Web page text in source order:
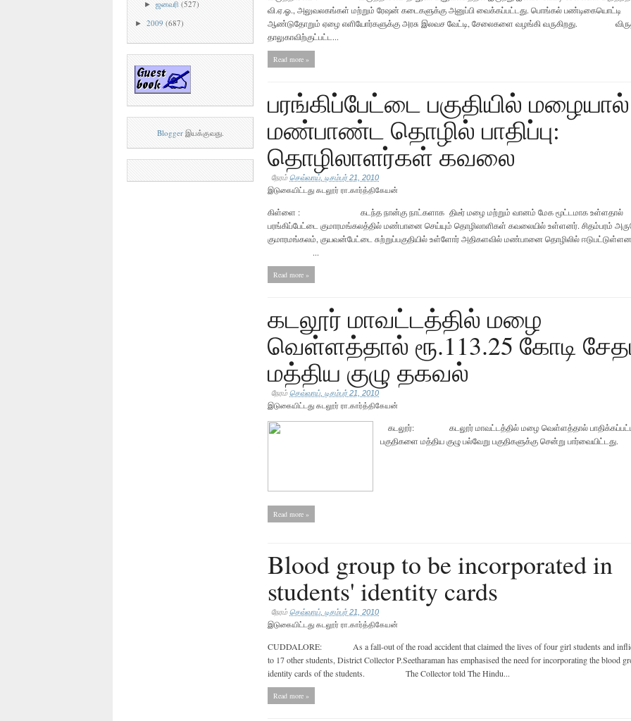
►ஜனவரி (527)
► 2009 (687)
Bloggerஇயக்குவது.
வி.ஏ.ஓ., அலுவலகங்கள் மற்றும் ரேஷன் கடைகளுக்கு அனுப்பி வைக்கப்பட்டது. பொங்கல் பண்டிகையொட்டி
ஆண்டுதோறும் ஏழை எளியோர்களுக்கு அரசு இலவச வேட்டி, சேலைகளை வழங்கி வருகிறது.
தாலுகாவிற்குட்பட்ட...
Read more »
பரங்கிப்பேட்டை பகுதியில் மழையால்
மண்பாண்ட தொழில் பாதிப்பு:
தொழிலாளர்கள் கவலை
நேரம்செவ்வாய், டிசம்பர் 21, 2010
இடுகையிட்டது கடலூர் ரா.கார்த்திகேயன்
கிள்ளை : கடந்த நான்கு நாட்களாக திடீர் மழை மற்றும் வானம் மேக மூட்டமாக உள்ளதால்
பரங்கிப்பேட்டை குமாரமங்கலத்தில் மண்பானை செய்யும் தொழிலாளிகள் கவலையில் உள்ளனர். சிதம்பரம்
குமாரமங்கலம், குயவன்பேட்டை சுற்றுப்பகுதியில் உள்ளோர் அதிகளவில் மண்பானை தொழிலில்
...
Read more »
கடலூர் மாவட்டத்தில் மழை
வெள்ளத்தால் ரூ.113.25 கோடி
மத்திய குழு தகவல்
நேரம்செவ்வாய், டிசம்பர் 21, 2010
இடுகையிட்டது கடலூர் ரா.கார்த்திகேயன்
கடலூர்: கடலூர் மாவட்டத்தில் மழை வெள்ளத்தால் பாதிக்கப்பட்ட
பகுதிகளை மத்திய குழு பல்வேறு பகுதிகளுக்கு சென்று
Read more »
Blood group to be incorporated in
students' identity cards
நேரம்செவ்வாய், டிசம்பர் 21, 2010
இடுகையிட்டது கடலூர் ரா.கார்த்திகேயன்
CUDDALORE: As a fall-out of the road accident that claimed the lives of four girl students and
to 17 other students, District Collector P.Seetharaman has emphasised the need for incorporating the blood
identity cards of the students. The Collector told The Hindu...
Read more »